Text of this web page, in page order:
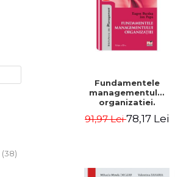
(38)
Fundamentele
managementului
organizatiei.
Eugen Burdus,
91,97 Lei78,17 Lei